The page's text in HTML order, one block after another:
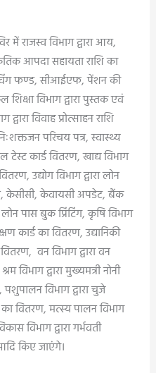
में राजस्व विभाग द्वारा आय,
आपदा सहायता राशि का
फण्ड, सीआईएफ, पेंशन की
शिक्षा विभाग द्वारा पुस्तक एवं
विवाह प्रोत्साहन राशि
परिचय पत्र, स्वास्थ्य
टेस्ट कार्ड वितरण, खाद्य विभाग
उद्योग विभाग द्वारा लोन
केसीसी, केवायसी अपडेट, बैंक
पास बुक प्रिंटिंग, कृषि विभाग
कार्ड का वितरण, उद्यानिकी
वन विभाग द्वारा वन
विभाग द्वारा मुख्यमत्री नोनी
विभाग द्वारा चुजे
वितरण, मत्स्य पालन विभाग
विभाग द्वारा गर्भवती
किए जाएंगे।